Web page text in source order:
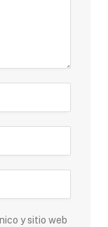
y sitio web